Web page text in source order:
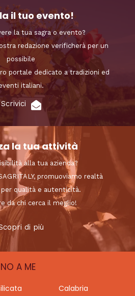
il tuo evento!
la tua sagra o evento?
redazione verificherà per un
possibile
portale dedicato a tradizioni ed
italiani.
Scrivici
la tua attività
alla tua azienda?
promuoviamo realtà
qualità e autenticità.
da chi cerca il meglio!
di più
A ME
Calabria